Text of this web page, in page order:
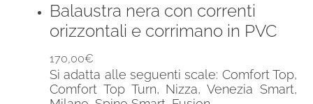
Balaustra nera con correnti
orizzontali e corrimano in PVC
170,00€
Si adatta alle seguenti scale: Comfort Top,
Comfort Top Turn, Nizza, Venezia Smart,